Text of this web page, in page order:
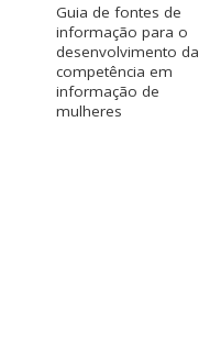
Guia de fontes de
informação para o
desenvolvimento da
competência em
informação de
mulheres